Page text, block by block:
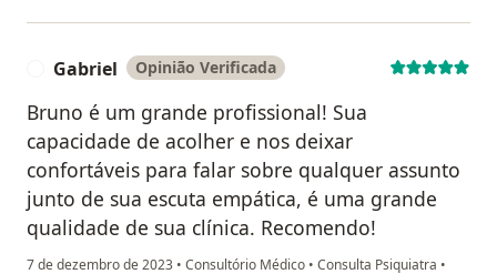
Gabriel Opinião Verificada
Bruno é um grande profissional! Sua
capacidade de acolher e nos deixar
confortáveis para falar sobre qualquer assunto
junto de sua escuta empática, é uma grande
qualidade de sua clínica. Recomendo!
7 de dezembro de 2023 • Consultório Médico • Consulta Psiquiatra •